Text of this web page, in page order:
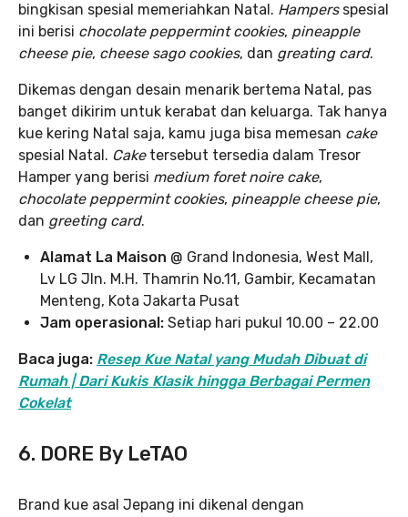
bingkisan spesial memeriahkan Natal. Hampers spesial
ini berisi chocolate peppermint cookies, pineapple
cheese pie, cheese sago cookies, dan greating card.
Dikemas dengan desain menarik bertema Natal, pas
banget dikirim untuk kerabat dan keluarga. Tak hanya
kue kering Natal saja, kamu juga bisa memesan cake
spesial Natal. Cake tersebut tersedia dalam Tresor
Hamper yang berisi medium foret noire cake,
chocolate peppermint cookies, pineapple cheese pie,
dan greeting card.
Alamat La Maison @ Grand Indonesia, West Mall,
Lv LG Jln. M.H. Thamrin No.11, Gambir, Kecamatan
Menteng, Kota Jakarta Pusat
Jam operasional: Setiap hari pukul 10.00 – 22.00
Baca juga: Resep Kue Natal yang Mudah Dibuat di
Rumah | Dari Kukis Klasik hingga Berbagai Permen
Cokelat
6. DORE By LeTAO
Brand kue asal Jepang ini dikenal dengan